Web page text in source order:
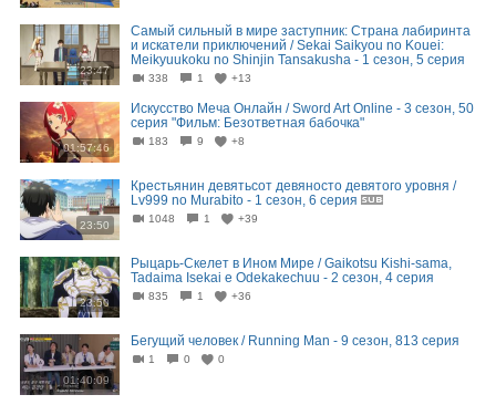
23:47
Самый сильный в мире заступник: Страна лабиринта
и искатели приключений / Sekai Saikyou no Kouei:
Meikyuukoku no Shinjin Tansakusha - 1 сезон, 5 серия
338 1 +13
01:57:46
Искусство Меча Онлайн / Sword Art Online - 3 сезон, 50
серия "Фильм: Безответная бабочка"
183 9 +8
23:50
Крестьянин девятьсот девяносто девятого уровня /
Lv999 no Murabito - 1 сезон, 6 серия
1048 1 +39
23:50
Рыцарь-Скелет в Ином Мире / Gaikotsu Kishi-sama,
Tadaima Isekai e Odekakechuu - 2 сезон, 4 серия
835 1 +36
01:40:09
Бегущий человек / Running Man - 9 сезон, 813 серия
1 0 0